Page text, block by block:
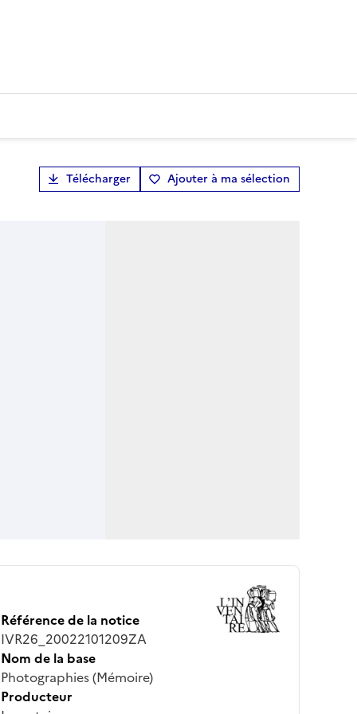
Télécharger Ajouter à ma sélection
Référence de la notice
IVR26_20022101209ZA
Nom de la base
Photographies (Mémoire)
Producteur